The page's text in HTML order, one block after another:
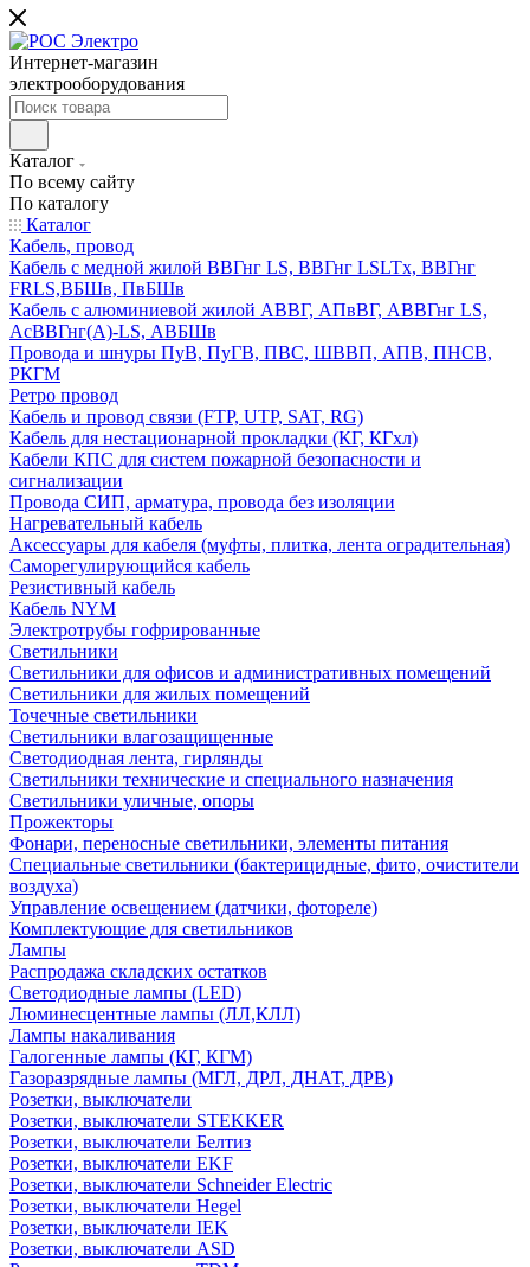
Интернет-магазин
электрооборудования
Каталог
По всему сайту
По каталогу
Каталог
Кабель, провод
Кабель с медной жилой ВВГнг LS, ВВГнг LSLTx, ВВГнг
FRLS,ВБШв, ПвБШв
Кабель с алюминиевой жилой АВВГ, АПвВГ, АВВГнг LS,
АсВВГнг(А)-LS, АВБШв
Провода и шнуры ПуВ, ПуГВ, ПВС, ШВВП, АПВ, ПНСВ,
РКГМ
Ретро провод
Кабель и провод связи (FTP, UTP, SAT, RG)
Кабель для нестационарной прокладки (КГ, КГхл)
Кабели КПС для систем пожарной безопасности и
сигнализации
Провода СИП, арматура, провода без изоляции
Нагревательный кабель
Аксессуары для кабеля (муфты, плитка, лента оградительная)
Саморегулирующийся кабель
Резистивный кабель
Кабель NYM
Электротрубы гофрированные
Светильники
Светильники для офисов и административных помещений
Светильники для жилых помещений
Точечные светильники
Светильники влагозащищенные
Светодиодная лента, гирлянды
Светильники технические и специального назначения
Светильники уличные, опоры
Прожекторы
Фонари, переносные светильники, элементы питания
Специальные светильники (бактерицидные, фито, очистители
воздуха)
Управление освещением (датчики, фотореле)
Комплектующие для светильников
Лампы
Распродажа складских остатков
Светодиодные лампы (LED)
Люминесцентные лампы (ЛЛ,КЛЛ)
Лампы накаливания
Галогенные лампы (КГ, КГМ)
Газоразрядные лампы (МГЛ, ДРЛ, ДНАТ, ДРВ)
Розетки, выключатели
Розетки, выключатели STEKKER
Розетки, выключатели Белтиз
Розетки, выключатели EKF
Розетки, выключатели Schneider Electric
Розетки, выключатели Hegel
Розетки, выключатели IEK
Розетки, выключатели ASD